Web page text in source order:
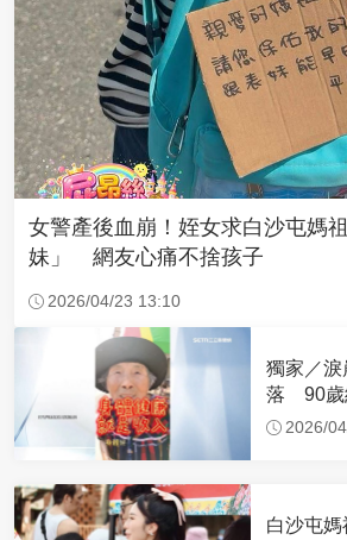
女警產後血崩！姪女求白沙屯媽
妹」 網友心痛不捨孩子
2026/04/23 13:10
獨家／淚
落 90歲
幕2026/
白沙屯